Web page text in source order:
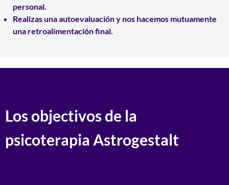
personal.
Realizas unaautoevaluacióny nos hacemos mutuamente
una retroalimentaciónfinal.
Los objectivos de la
psicoterapia Astrogestalt